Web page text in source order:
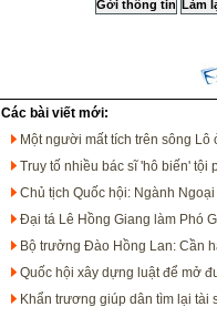
Các bài viết mới:
Một người mất tích trên sông Lô
Truy tố nhiều bác sĩ 'hô biến' tội
Chủ tịch Quốc hội: Ngành
Đại tá Lê Hồng Giang làm Phó
Bộ trưởng Đào Hồng Lan: Cần
Quốc hội xây dựng luật để mở
Khẩn trương giúp dân tìm lại tài